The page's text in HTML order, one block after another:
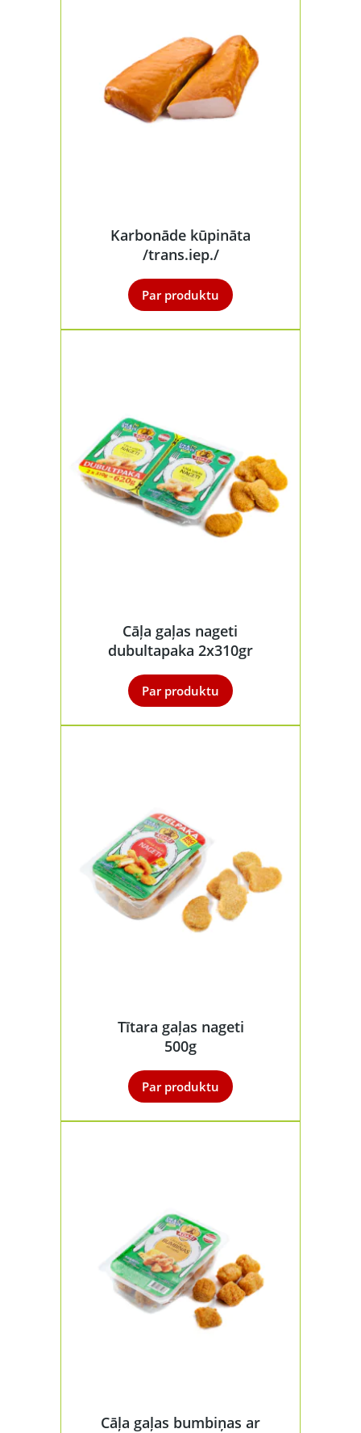
Karbonāde kūpināta
/trans.iep./
Par produktu
Cāļa gaļas nageti
dubultapaka 2x310gr
Par produktu
Tītara gaļas nageti
500g
Par produktu
Cāļa gaļas bumbiņas ar